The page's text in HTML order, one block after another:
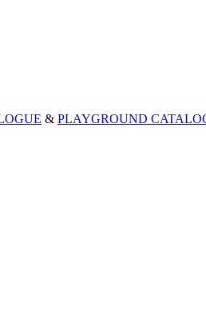
& PLAYGROUND